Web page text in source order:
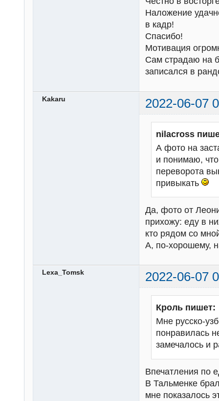
Наложение
в кадр!
Спасибо!
Мотивация
Сам страдаю на
записался в
Kakaru 2022-06-07
nilacross
А фото на
и понимаю,
переворота
привыкать
Да, фото от
прихожу: еду в
кто рядом со
А, по-хорошему,
Lexa_Tomsk 2022-06-07
Кроль пишет:
Мне русско-
понравилась
замечалось и
Впечатления по
В Тальменке
мне показалось